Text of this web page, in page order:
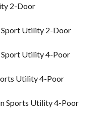
2-Door
Sport Utility 2-Door
Sport Utility 4-Poor
Utility 4-Poor
Sports Utility 4-Poor